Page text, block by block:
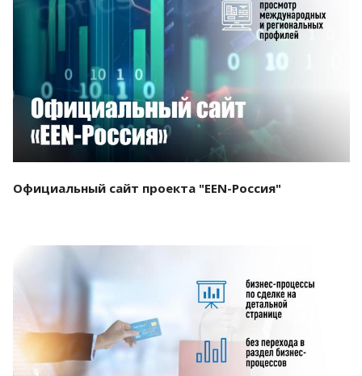
Смотреть проект
Официальный сайт проекта "EEN-Россия"